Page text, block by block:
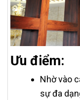
Ưu điểm:
Nhờ vào
sự đa